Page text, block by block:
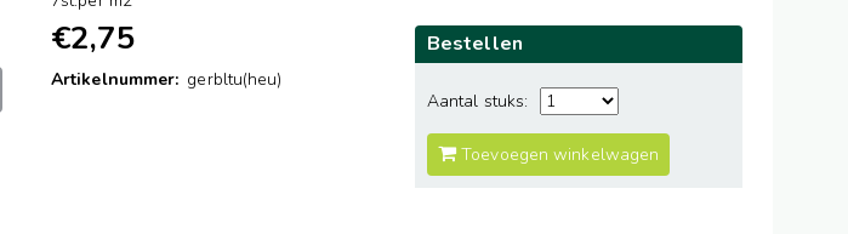
€2,75
Artikelnummer: gerbltu(heu)
Bestellen
Aantal stuks:
Toevoegen winkelwagen